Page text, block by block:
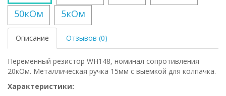
50кОм
5кОм
Описание Отзывов (0)
Переменный резистор WH148, номинал сопротивления
20кОм. Металлическая ручка 15мм с выемкой для колпачка.
Характеристики: